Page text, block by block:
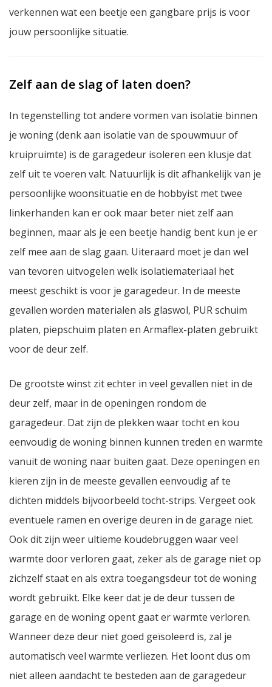
verkennen wat een beetje een gangbare prijs is voor
jouw persoonlijke situatie.
Zelf aan de slag of laten doen?
In tegenstelling tot andere vormen van isolatie binnen
je woning (denk aan isolatie van de spouwmuur of
kruipruimte) is de garagedeur isoleren een klusje dat
zelf uit te voeren valt. Natuurlijk is dit afhankelijk van je
persoonlijke woonsituatie en de hobbyist met twee
linkerhanden kan er ook maar beter niet zelf aan
beginnen, maar als je een beetje handig bent kun je er
zelf mee aan de slag gaan. Uiteraard moet je dan wel
van tevoren uitvogelen welk isolatiemateriaal het
meest geschikt is voor je garagedeur. In de meeste
gevallen worden materialen als glaswol, PUR schuim
platen, piepschuim platen en Armaflex-platen gebruikt
voor de deur zelf.
De grootste winst zit echter in veel gevallen niet in de
deur zelf, maar in de openingen rondom de
garagedeur. Dat zijn de plekken waar tocht en kou
eenvoudig de woning binnen kunnen treden en warmte
vanuit de woning naar buiten gaat. Deze openingen en
kieren zijn in de meeste gevallen eenvoudig af te
dichten middels bijvoorbeeld tocht-strips. Vergeet ook
eventuele ramen en overige deuren in de garage niet.
Ook dit zijn weer ultieme koudebruggen waar veel
warmte door verloren gaat, zeker als de garage niet op
zichzelf staat en als extra toegangsdeur tot de woning
wordt gebruikt. Elke keer dat je de deur tussen de
garage en de woning opent gaat er warmte verloren.
Wanneer deze deur niet goed geïsoleerd is, zal je
automatisch veel warmte verliezen. Het loont dus om
niet alleen aandacht te besteden aan de garagedeur